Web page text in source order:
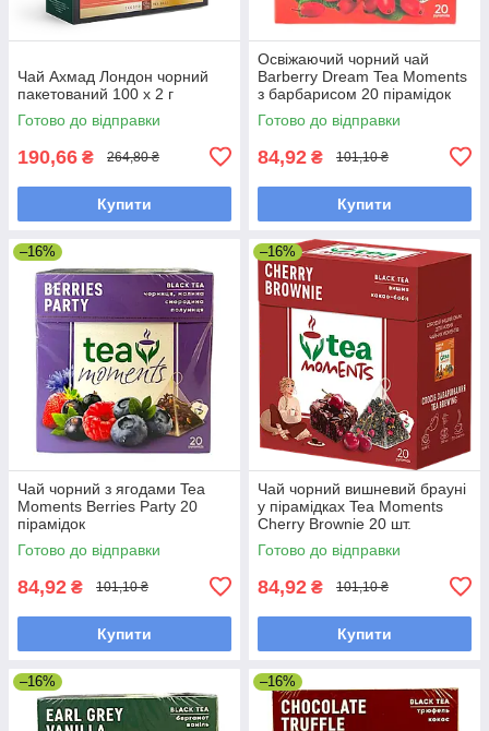
Чай Ахмад Лондон чорний
пакетований 100 х 2 г
Готово до відправки
190,66 ₴ 264,80 ₴
Купити
Освіжаючий чорний чай
Barberry Dream Tea Moments
з барбарисом 20 пірамідок
Готово до відправки
84,92 ₴ 101,10 ₴
Купити
–16%
Чай чорний з ягодами Tea
Moments Berries Party 20
пірамідок
Готово до відправки
84,92 ₴ 101,10 ₴
Купити
–16%
Чай чорний вишневий брауні
у пірамідках Tea Moments
Cherry Brownie 20 шт.
ароматизований з какао
бобами
Готово до відправки
84,92 ₴ 101,10 ₴
Купити
–16% –16%